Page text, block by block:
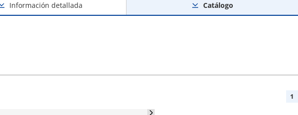
Información detallada Catálogo
1